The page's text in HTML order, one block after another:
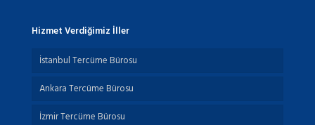
Hizmet Verdiğimiz İller
İstanbul Tercüme Bürosu
Ankara Tercüme Bürosu
İzmir Tercüme Bürosu